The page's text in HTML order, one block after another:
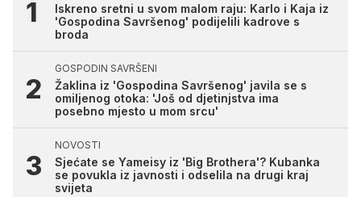
Iskreno sretni u svom malom raju: Karlo i Kaja iz
'Gospodina Savršenog' podijelili kadrove s
broda
GOSPODIN SAVRŠENI
Žaklina iz 'Gospodina Savršenog' javila se s
omiljenog otoka: 'Još od djetinjstva ima
posebno mjesto u mom srcu'
NOVOSTI
Sjećate se Yameisy iz 'Big Brothera'? Kubanka
se povukla iz javnosti i odselila na drugi kraj
svijeta